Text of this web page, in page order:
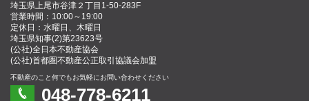
埼玉県上尾市谷津２丁目1-50-283F
営業時間：10:00～19:00
定休日：水曜日、木曜日
埼玉県知事(2)第23623号
(公社)全日本不動産協会
(公社)首都圏不動産公正取引協議会加盟
不動産のこと何でもお気軽にお問い合わせください
048-778-6211